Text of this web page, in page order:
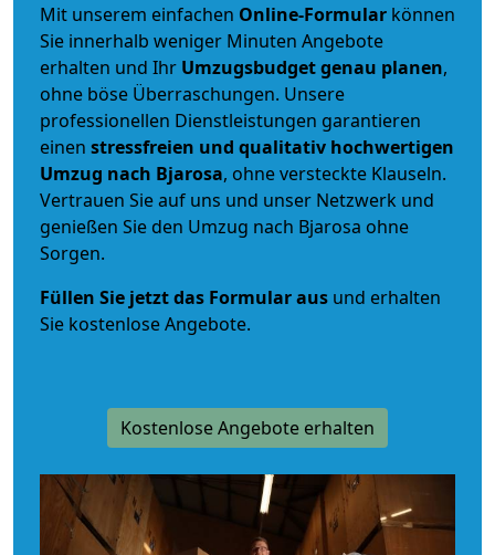
Mit unserem einfachen Online-Formular können
Sie innerhalb weniger Minuten Angebote
erhalten und Ihr Umzugsbudgetgenau planen,
ohne böse Überraschungen. Unsere
professionellen Dienstleistungen garantieren
einen stressfreien und qualitativ hochwertigen
Umzug nach Bjarosa, ohne versteckte Klauseln.
Vertrauen Sie auf uns und unser Netzwerk und
genießen Sie den Umzug nach Bjarosa ohne
Sorgen.
Füllen Sie jetzt das Formular aus und erhalten
Sie kostenlose Angebote.
Kostenlose Angebote erhalten